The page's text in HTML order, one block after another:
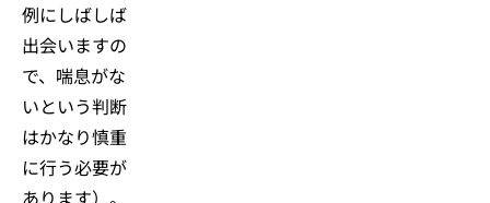
例にしばしば
出会いますの
で、喘息がな
いという判断
はかなり慎重
に行う必要が
あります）。